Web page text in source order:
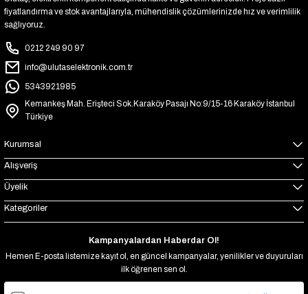
fiyatlandırma ve stok avantajlarıyla, mühendislik çözümlerinizde hız ve verimlilik
sağlıyoruz.
0212 249 90 97
info@ulutaselektronik.com.tr
5343921985
Kemankeş Mah. Erişteci Sok.Karaköy Pasajı No:9/15-16 Karaköy İstanbul
Türkiye
Kurumsal
Alışveriş
Üyelik
Kategoriler
Kampanyalardan Haberdar Ol!
Hemen E-posta listemize kayıt ol, en güncel kampanyalar, yenilikler ve duyuruları
ilk öğrenen sen ol.